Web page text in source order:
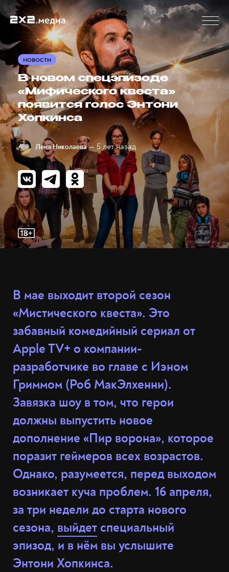
НОВОСТИ
В новом спецэпизоде
«Мифического квеста»
появится голос Энтони
Хопкинса
Лена Николаева — 5 лет назад
В мае выходит второй сезон
«Мистического квеста». Это
забавный комедийный сериал от
Apple TV+ о компании-
разработчике во главе с Иэном
Гриммом (Роб МакЭлхенни).
Завязка шоу в том, что герои
должны выпустить новое
дополнение «Пир ворона», которое
поразит геймеров всех возрастов.
Однако, разумеется, перед выходом
возникает куча проблем. 16 апреля,
за три недели до старта нового
сезона, выйдет специальный
эпизод, и в нём вы услышите
Энтони Хопкинса.